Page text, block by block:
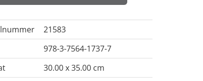
21583
978-3-7564-1737-7
30.00 x 35.00 cm